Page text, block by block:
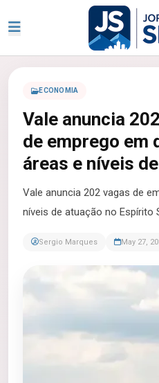
ECONOMIA
Vale anuncia
de emprego em
áreas e níveis
Vale anuncia 202 vagas de
níveis de atuação no Espírito
Sergio Marques May 27,